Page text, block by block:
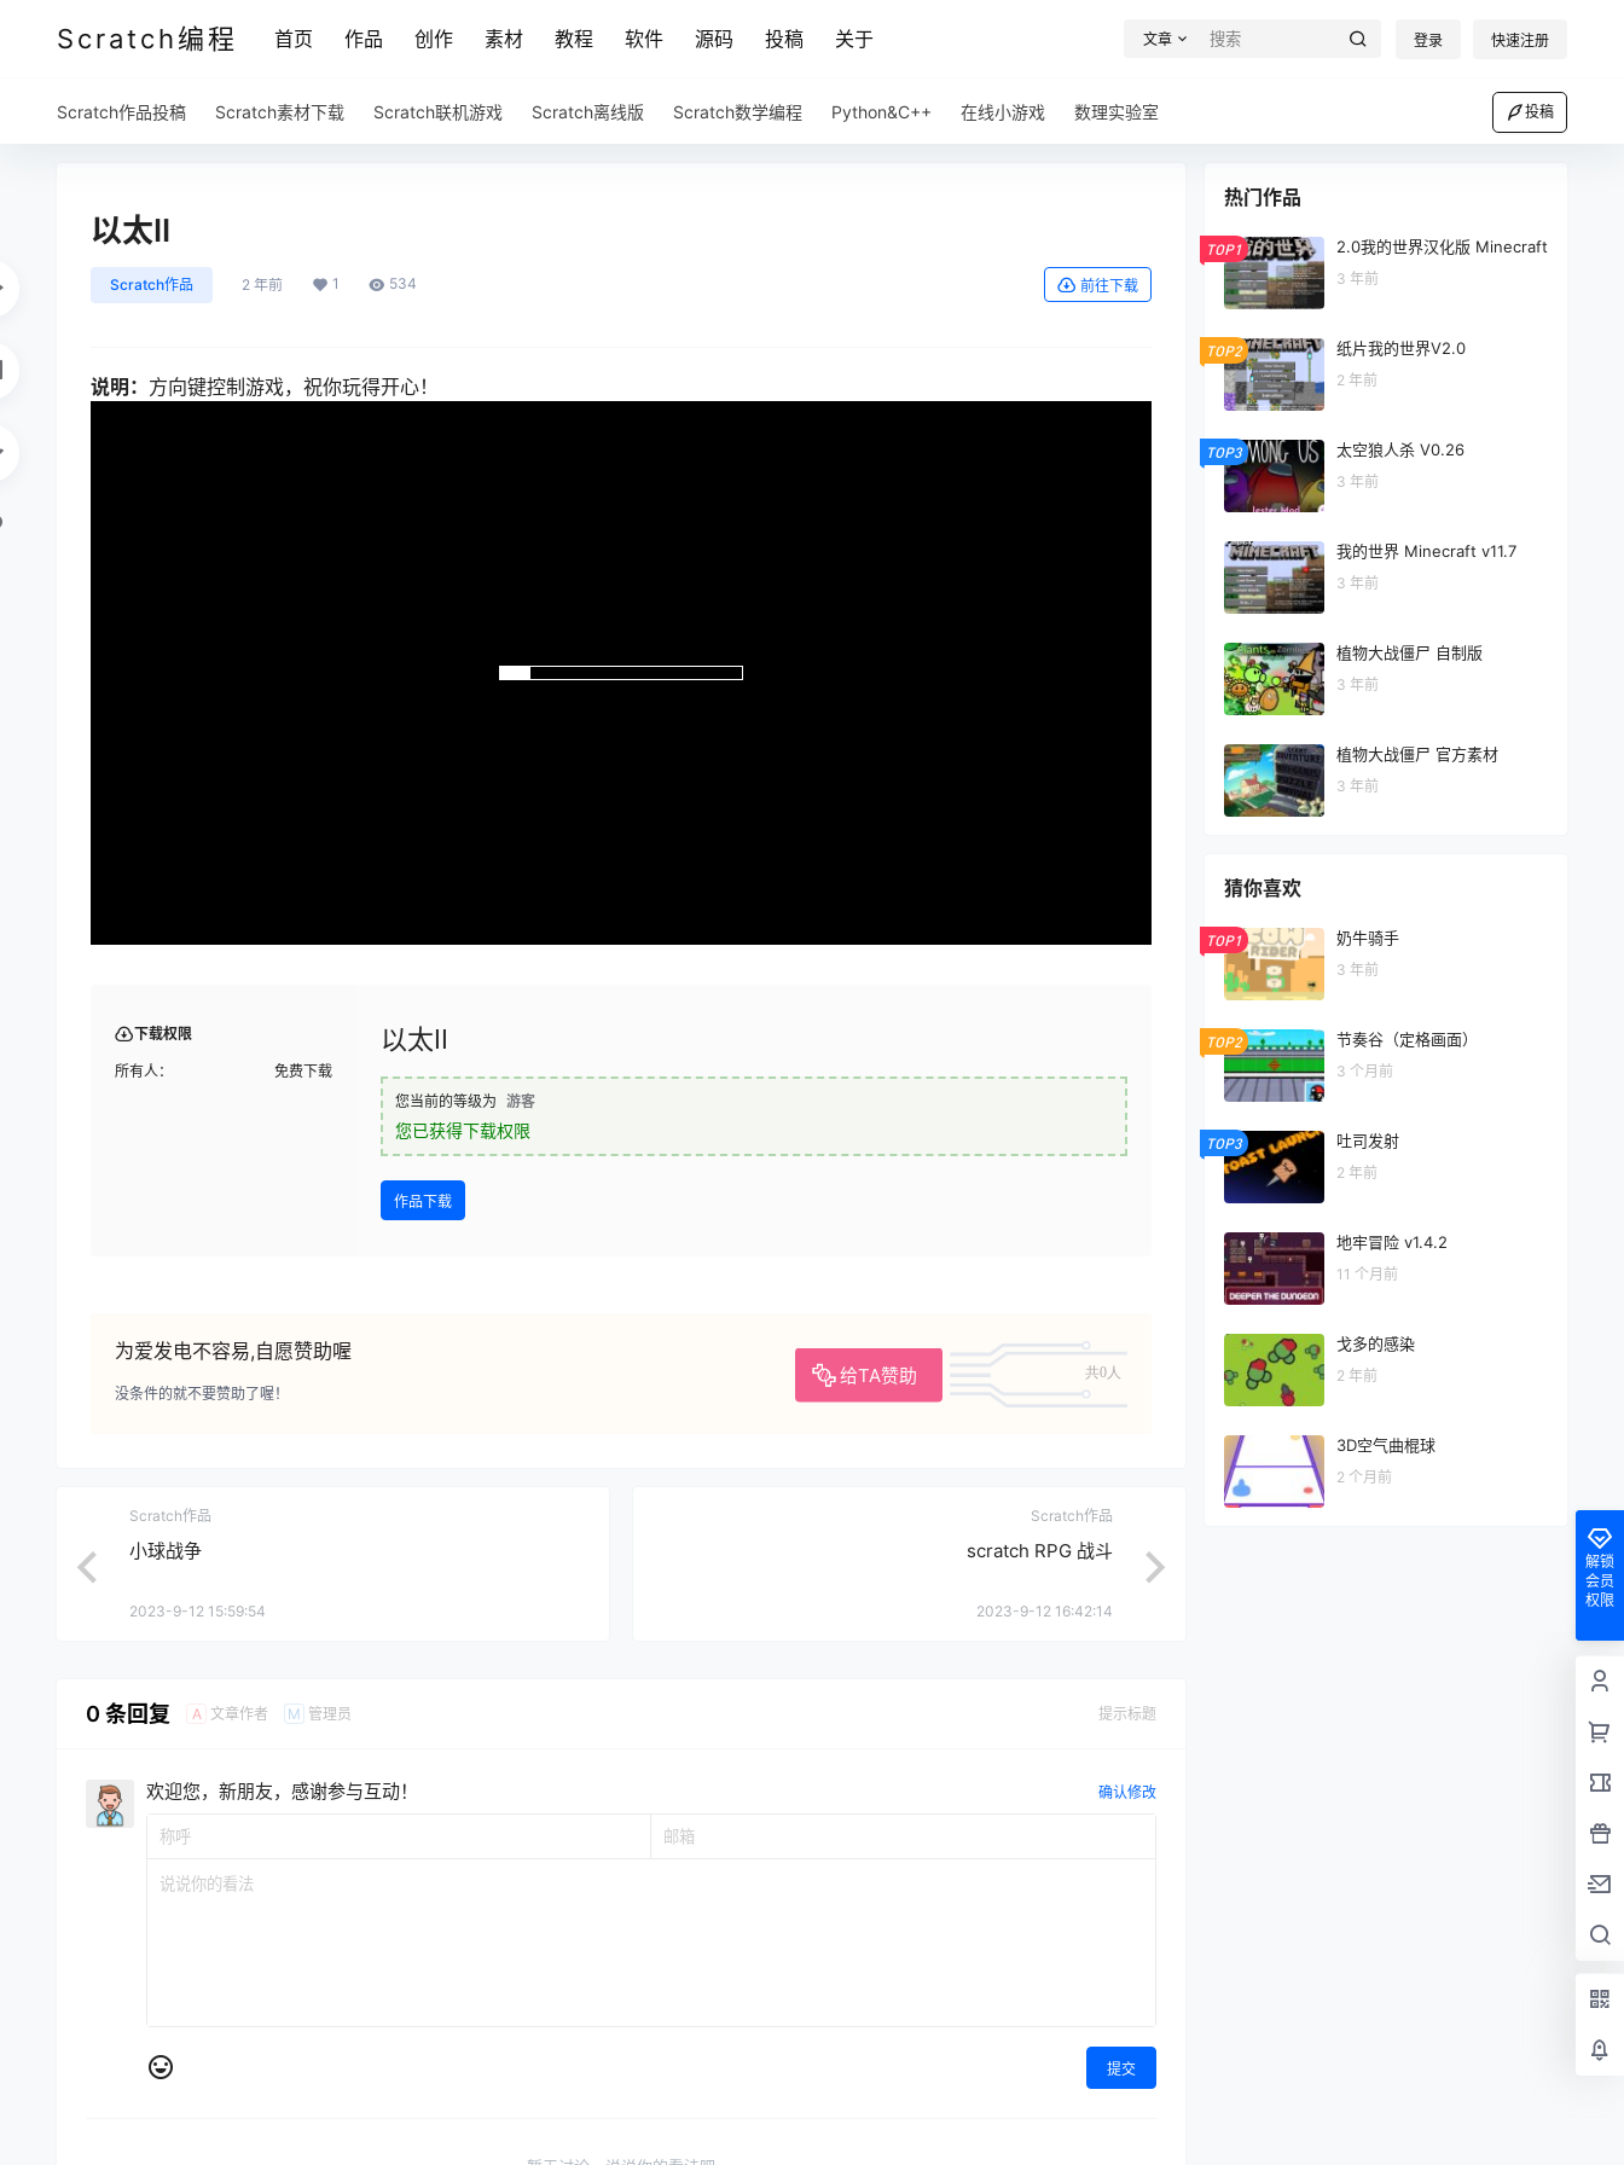
Scratch编程 首页 作品 创作 素材 教程 软件 源码 投稿 关于 文章 登录 快速注册
Scratch作品投稿 Scratch素材下载 Scratch联机游戏 Scratch离线版 Scratch数学编程 Python&C++ 在线小游戏 数理实验室 投稿
以太II
Scratch作品 2 年前 1 534 前往下载
说明： 方向键控制游戏，祝你玩得开心！
下载权限
所有人： 免费下载
以太II
您当前的等级为 游客
您已获得下载权限
作品下载
为爱发电不容易,自愿赞助喔
给TA赞助 共0人
没条件的就不要赞助了喔！
Scratch作品
小球战争
2023-9-12 15:59:54
Scratch作品
scratch RPG 战斗
2023-9-12 16:42:14
0 条回复 A 文章作者 M 管理员 提示标题
欢迎您，新朋友，感谢参与互动！ 确认修改
提交
热门作品
TOP1 2.0我的世界汉化版 Minecraft
3 年前
TOP2 纸片我的世界V2.0
2 年前
TOP3 太空狼人杀 V0.26
3 年前
我的世界 Minecraft v11.7
3 年前
植物大战僵尸 自制版
3 年前
植物大战僵尸 官方素材
3 年前
猜你喜欢
TOP1 奶牛骑手
3 年前
TOP2 节奏谷（定格画面）
3 个月前
TOP3 吐司发射
2 年前
地牢冒险 v1.4.2
11 个月前
戈多的感染
2 年前
3D空气曲棍球
2 个月前
解锁
会员
权限